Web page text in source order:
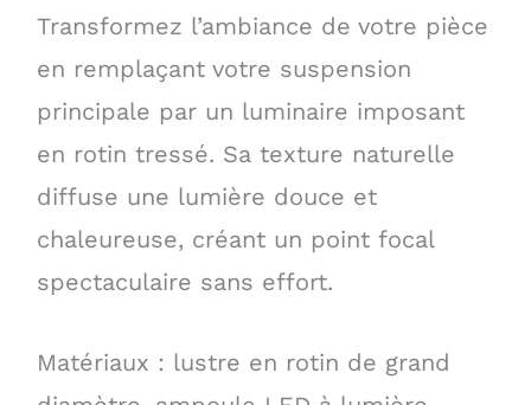
Transformez l’ambiance de votre pièce
en remplaçant votre suspension
principale par un luminaire imposant
en rotin tressé. Sa texture naturelle
diffuse une lumière douce et
chaleureuse, créant un point focal
spectaculaire sans effort.
Matériaux : lustre en rotin de grand